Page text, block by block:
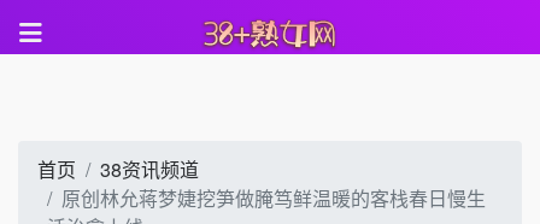
首页
38资讯频道
原创林允蒋梦婕挖笋做腌笃鲜温暖的客栈春日慢生